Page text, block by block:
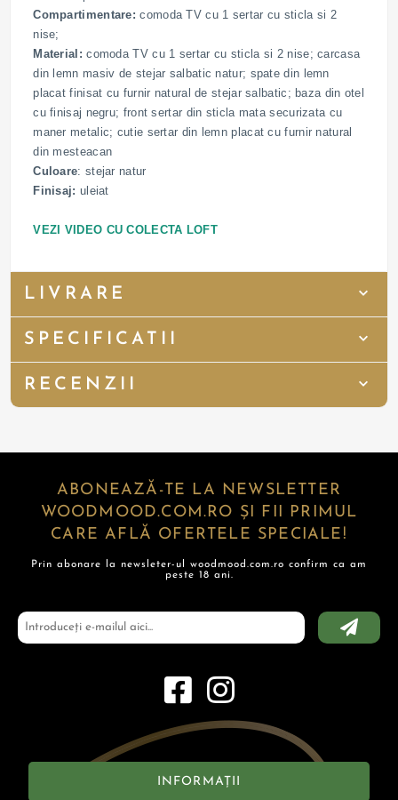
Compartimentare:comoda TV cu 1 sertar cu sticla si 2
nise;
Material: comoda TV cu 1 sertar cu sticla si 2 nise; carcasa
din lemn masiv de stejar salbatic natur; spate din lemn
placat finisat cu furnir natural de stejar salbatic; baza din otel
cu finisaj negru; front sertar din sticla mata securizata cu
maner metalic; cutie sertar din lemn placat cu furnir natural
din mesteacan
Culoare: stejar natur
Finisaj: uleiat
VEZI VIDEO CU COLECTA LOFT
LIVRARE
SPECIFICATII
RECENZII
ABONEAZĂ-TE LA NEWSLETTER
WOODMOOD.COM.RO ȘI FII PRIMUL
CARE AFLĂ OFERTELE SPECIALE!
Prin abonare la newsleter-ul woodmood.com.ro confirm ca am
peste 18 ani.
INFORMAȚII